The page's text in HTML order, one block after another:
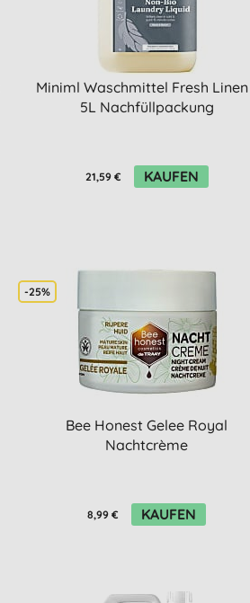
Miniml Waschmittel Fresh
5L Nachfüllpackung
21,59 € KAUFEN
-25%
Bee Honest Gelee Royal
Nachtcrème
8,99 € KAUFEN